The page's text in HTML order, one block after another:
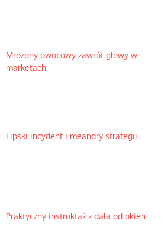
Mrożony owocowy zawrót głowy w
marketach
Lipski incydent i meandry strategii
Praktyczny instruktaż z dala od okien